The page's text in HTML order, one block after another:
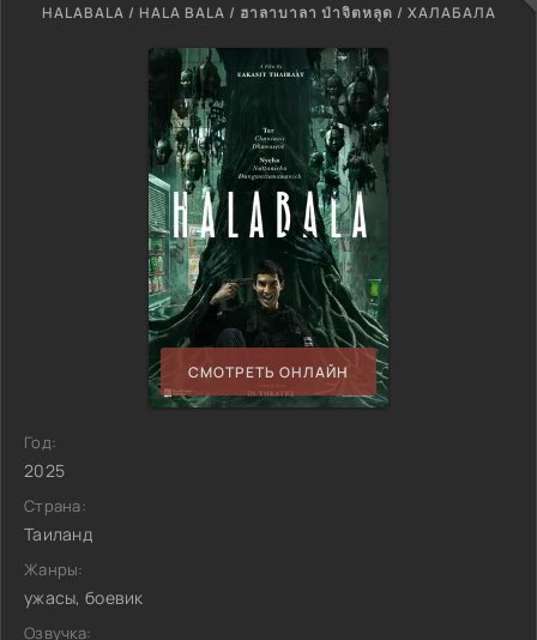
HALABALA / HALA BALA / ฮาลาบาลา ป่าจิตหลุด / ХАЛАБАЛА
СМОТРЕТЬ ОНЛАЙН
Год:
2025
Страна:
Таиланд
Жанры:
ужасы, боевик
Озвучка: